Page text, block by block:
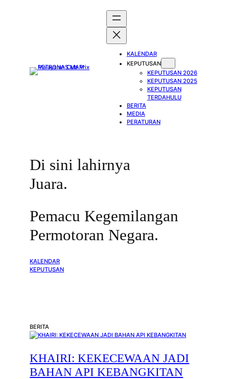
KALENDAR
KEPUTUSAN
KEPUTUSAN 2026
KEPUTUSAN 2025
KEPUTUSAN
TERDAHULU
BERITA
MEDIA
PERATURAN
Di sini lahirnya
Juara.
Pemacu Kegemilangan
Permotoran Negara.
KALENDAR
KEPUTUSAN
BERITA
KHAIRI: KEKECEWAAN JADI
BAHAN API KEBANGKITAN